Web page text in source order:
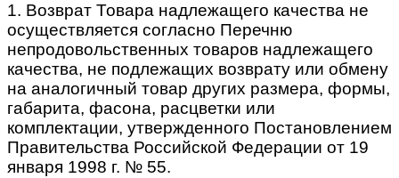
1. Возврат Товара надлежащего качества не
осуществляется согласно Перечню
непродовольственных товаров надлежащего
качества, не подлежащих возврату или обмену
на аналогичный товар других размера, формы,
габарита, фасона, расцветки или
комплектации, утвержденного Постановлением
Правительства Российской Федерации от 19
января 1998 г. № 55.